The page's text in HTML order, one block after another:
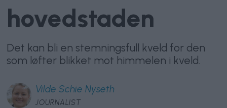
hovedstaden
Det kan bli en stemningsfull kveld for den
som løfter blikket mot himmelen i kveld.
Vilde Schie Nyseth
JOURNALIST